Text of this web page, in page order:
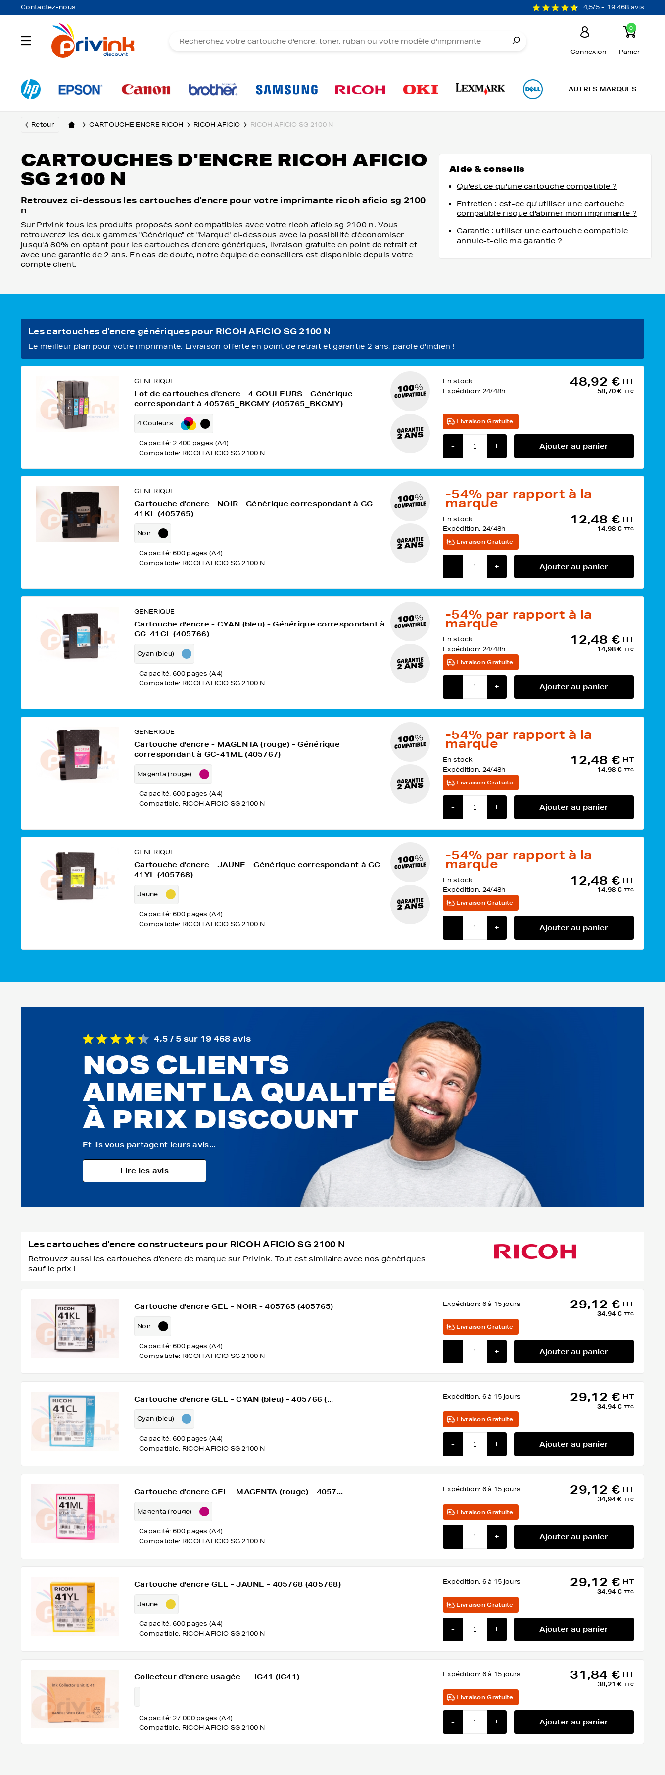
Contactez-nous 4,5/5 - 19 468 avis
Connexion
0
Panier
AUTRES MARQUES
Retour CARTOUCHE ENCRE RICOH RICOH AFICIO RICOH AFICIO SG 2100 N
CARTOUCHES D'ENCRE RICOH AFICIO
SG 2100 N
Retrouvez ci-dessous les cartouches d'encre pour votre imprimante ricoh aficio sg 2100
n
Sur Privink tous les produits proposés sont compatibles avec votre ricoh aficio sg 2100 n. Vous
retrouverez les deux gammes "Générique" et "Marque" ci-dessous avec la possibilité d'économiser
jusqu'à 80% en optant pour les cartouches d'encre génériques, livraison gratuite en point de retrait et
avec une garantie de 2 ans. En cas de doute, notre équipe de conseillers est disponible depuis votre
compte client.
Aide & conseils
Qu'est ce qu'une cartouche compatible ?
Entretien : est-ce qu'utiliser une cartouche
compatible risque d'abimer mon imprimante ?
Garantie : utiliser une cartouche compatible
annule-t-elle ma garantie ?
Les cartouches d'encre génériques pour RICOH AFICIO SG 2100 N
Le meilleur plan pour votre imprimante. Livraison offerte en point de retrait et garantie 2 ans, parole d'indien !
GENERIQUE
Lot de cartouches d'encre - 4 COULEURS - Générique
correspondant à 405765_BKCMY (405765_BKCMY)
4 Couleurs
Capacité: 2 400 pages (A4)
Compatible: RICOH AFICIO SG 2100 N
En stock
Expédition: 24/48h
48,92 € HT
58,70 € TTC
Livraison Gratuite
- + Ajouter au panier
GENERIQUE
Cartouche d'encre - NOIR - Générique correspondant à GC-
41KL (405765)
Noir
Capacité: 600 pages (A4)
Compatible: RICOH AFICIO SG 2100 N
-54% par rapport à la
marque
En stock
Expédition: 24/48h
12,48 € HT
14,98 € TTC
Livraison Gratuite
- + Ajouter au panier
GENERIQUE
Cartouche d'encre - CYAN (bleu) - Générique correspondant à
GC-41CL (405766)
Cyan (bleu)
Capacité: 600 pages (A4)
Compatible: RICOH AFICIO SG 2100 N
-54% par rapport à la
marque
En stock
Expédition: 24/48h
12,48 € HT
14,98 € TTC
Livraison Gratuite
- + Ajouter au panier
GENERIQUE
Cartouche d'encre - MAGENTA (rouge) - Générique
correspondant à GC-41ML (405767)
Magenta (rouge)
Capacité: 600 pages (A4)
Compatible: RICOH AFICIO SG 2100 N
-54% par rapport à la
marque
En stock
Expédition: 24/48h
12,48 € HT
14,98 € TTC
Livraison Gratuite
- + Ajouter au panier
GENERIQUE
Cartouche d'encre - JAUNE - Générique correspondant à GC-
41YL (405768)
Jaune
Capacité: 600 pages (A4)
Compatible: RICOH AFICIO SG 2100 N
-54% par rapport à la
marque
En stock
Expédition: 24/48h
12,48 € HT
14,98 € TTC
Livraison Gratuite
- + Ajouter au panier
4,5 / 5 sur 19 468 avis
NOS CLIENTS
AIMENT LA QUALITÉ
À PRIX DISCOUNT
Et ils vous partagent leurs avis...
Lire les avis
Les cartouches d'encre constructeurs pour RICOH AFICIO SG 2100 N
Retrouvez aussi les cartouches d'encre de marque sur Privink. Tout est similaire avec nos génériques
sauf le prix !
Cartouche d'encre GEL - NOIR - 405765 (405765)
Noir
Capacité: 600 pages (A4)
Compatible: RICOH AFICIO SG 2100 N
Expédition: 6 à 15 jours 29,12 € HT
34,94 € TTC
Livraison Gratuite
- + Ajouter au panier
Cartouche d'encre GEL - CYAN (bleu) - 405766 (...
Cyan (bleu)
Capacité: 600 pages (A4)
Compatible: RICOH AFICIO SG 2100 N
Expédition: 6 à 15 jours 29,12 € HT
34,94 € TTC
Livraison Gratuite
- + Ajouter au panier
Cartouche d'encre GEL - MAGENTA (rouge) - 4057...
Magenta (rouge)
Capacité: 600 pages (A4)
Compatible: RICOH AFICIO SG 2100 N
Expédition: 6 à 15 jours 29,12 € HT
34,94 € TTC
Livraison Gratuite
- + Ajouter au panier
Cartouche d'encre GEL - JAUNE - 405768 (405768)
Jaune
Capacité: 600 pages (A4)
Compatible: RICOH AFICIO SG 2100 N
Expédition: 6 à 15 jours 29,12 € HT
34,94 € TTC
Livraison Gratuite
- + Ajouter au panier
Collecteur d'encre usagée - - IC41 (IC41)
Capacité: 27 000 pages (A4)
Compatible: RICOH AFICIO SG 2100 N
Expédition: 6 à 15 jours 31,84 € HT
38,21 € TTC
Livraison Gratuite
- + Ajouter au panier